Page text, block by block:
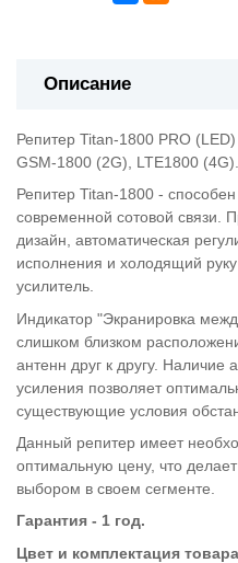
Описание
Репитер Titan-1800 PRO
GSM-1800 (2G), LTE1800 (4G).
Репитер Titan-1800 -
современной сотовой связи.
дизайн, автоматическая
исполнения и холодящий
усилитель.
Индикатор "Экранировка
слишком близком
антенн друг к другу. Наличие
усиления позволяет
существующие условия
Данный репитер имеет
оптимальную цену, что
выбором в своем сегменте.
Гарантия - 1 год.
Цвет и комплектация